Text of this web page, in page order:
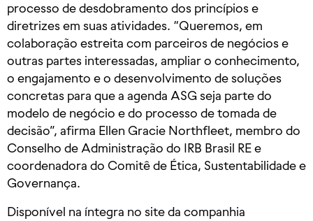
processo de desdobramento dos princípios e
diretrizes em suas atividades. “Queremos, em
colaboração estreita com parceiros de negócios e
outras partes interessadas, ampliar o conhecimento,
o engajamento e o desenvolvimento de soluções
concretas para que a agenda ASG seja parte do
modelo de negócio e do processo de tomada de
decisão”, afirma Ellen Gracie Northfleet, membro do
Conselho de Administração do IRB Brasil RE e
coordenadora do Comitê de Ética, Sustentabilidade e
Governança.
Disponível na íntegra no site da companhia